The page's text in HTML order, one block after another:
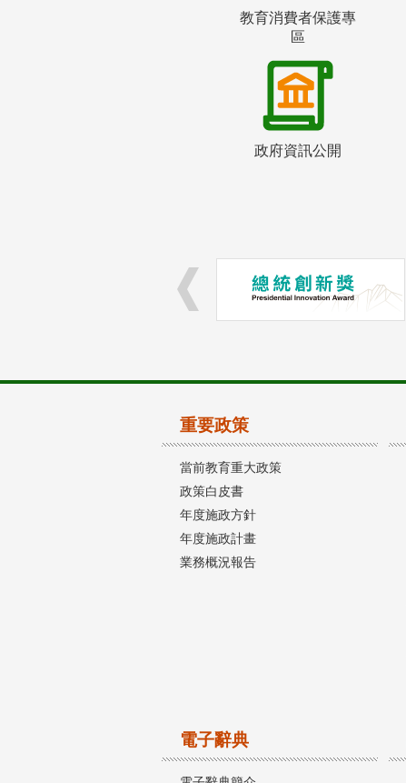
教育消費者保護專
區
政府資訊公開
重要政策
當前教育重大政策
政策白皮書
年度施政方針
年度施政計畫
業務概況報告
電子辭典